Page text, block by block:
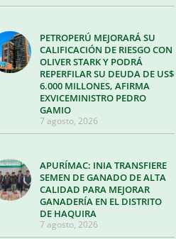
PETROPERÚ MEJORARÁ SU
CALIFICACIÓN DE RIESGO CON
OLIVER STARK Y PODRÁ
REPERFILAR SU DEUDA DE US$
6.000 MILLONES, AFIRMA
EXVICEMINISTRO PEDRO
GAMIO
7 agosto, 2026
APURÍMAC: INIA TRANSFIERE
SEMEN DE GANADO DE ALTA
CALIDAD PARA MEJORAR
GANADERÍA EN EL DISTRITO
DE HAQUIRA
7 agosto, 2026